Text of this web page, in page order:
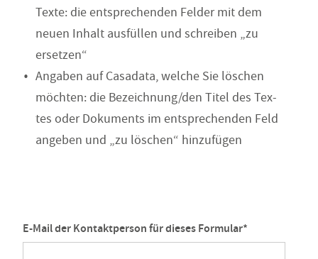
Texte: die entsprechenden Felder mit dem
neuen Inhalt ausfüllen und schreiben „zu
ersetzen“
Angaben auf Casadata, welche Sie löschen
möchten: die Bezeichnung/den Titel des Tex-
tes oder Dokuments im entsprechenden Feld
angeben und „zu löschen“ hinzufügen
E-Mail der Kontaktperson für dieses Formular*